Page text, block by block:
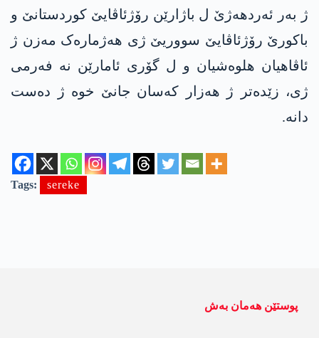
ژ بەر ئەردهەژێ ل باژارێن رۆژئاڤایێ کوردستانێ و
باکورێ رۆژئاڤایێ سووریێ ژی هەژمارەک مەزن ژ
ئاڤاهیان هلوەشیان و ل گۆری ئامارێن نە فەرمی
ژی، زێدەتر ژ هەزار کەسان جانێ خوە ژ دەست
دانە.
Tags: sereke
پوستێن ھەمان بەش